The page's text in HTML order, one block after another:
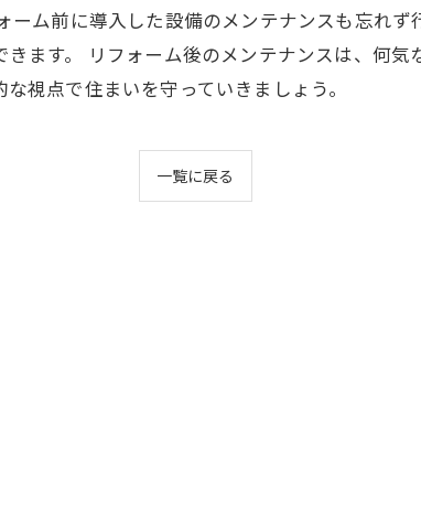
ム前に導入した設備のメンテナンスも忘れ
ます。 リフォーム後のメンテナンスは、何
視点で住まいを守っていきましょう。
一覧に戻る